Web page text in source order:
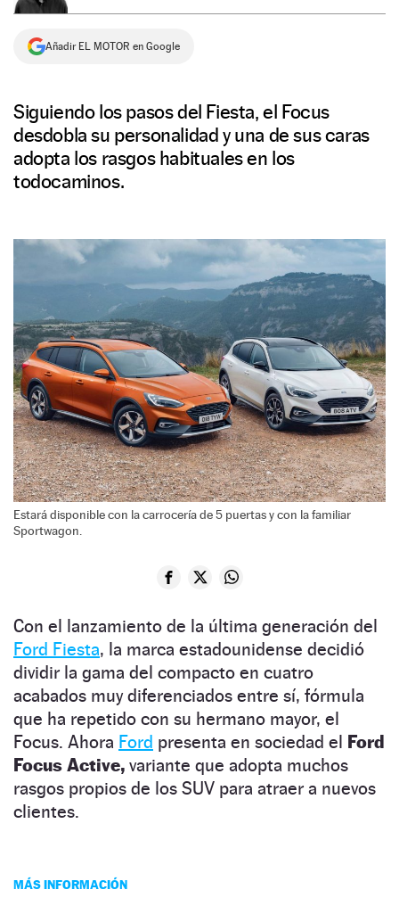
Añadir EL MOTOR en Google
Siguiendo los pasos del Fiesta, el Focus
desdobla su personalidad y una de sus caras
adopta los rasgos habituales en los
todocaminos.
Estará disponible con la carrocería de 5 puertas y con la familiar
Sportwagon.
Con el lanzamiento de la última generación del
Ford Fiesta, la marca estadounidense decidió
dividir la gama del compacto en cuatro
acabados muy diferenciados entre sí, fórmula
que ha repetido con su hermano mayor, el
Focus. Ahora Ford presenta en sociedad el Ford
Focus Active, variante que adopta muchos
rasgos propios de los SUV para atraer a nuevos
clientes.
MÁS INFORMACIÓN